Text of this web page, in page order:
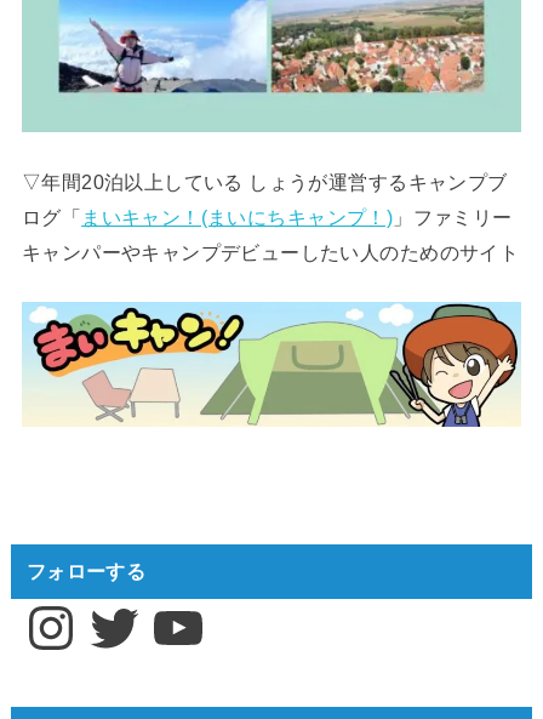
▽年間20泊以上している しょうが運営するキャンプブ
ログ「 まいキャン！(まいにちキャンプ！) 」ファミリー
キャンパーやキャンプデビューしたい人のためのサイト
フォローする
InstagramTwitter YouTube